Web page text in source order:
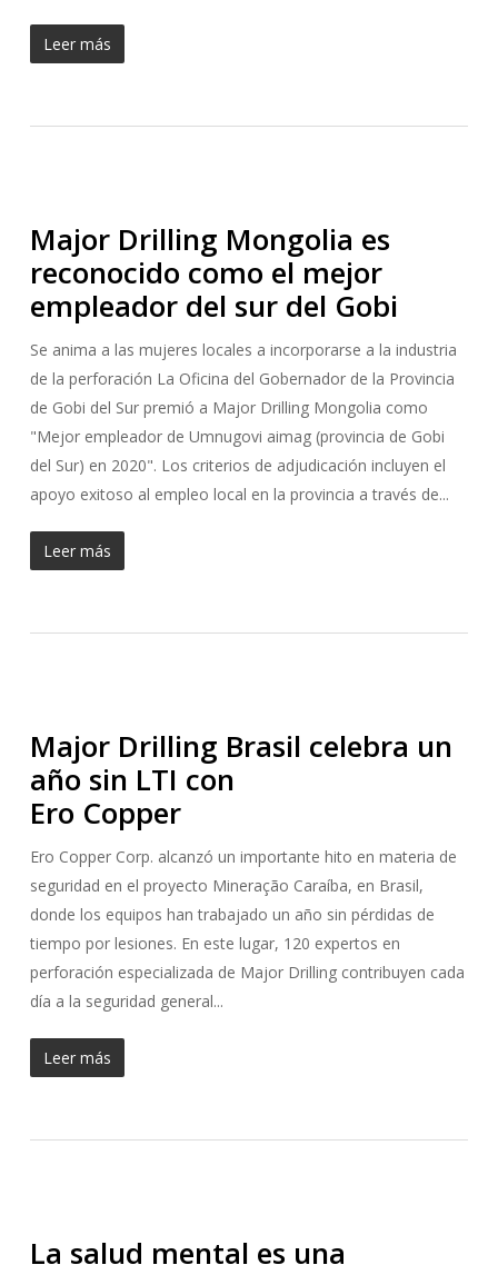
Leer más
Major Drilling Mongolia es
reconocido como el mejor
empleador del sur del Gobi
Se anima a las mujeres locales a incorporarse a la industria
de la perforación La Oficina del Gobernador de la Provincia
de Gobi del Sur premió a Major Drilling Mongolia como
"Mejor empleador de Umnugovi aimag (provincia de Gobi
del Sur) en 2020". Los criterios de adjudicación incluyen el
apoyo exitoso al empleo local en la provincia a través de...
Leer más
Major Drilling Brasil celebra un
año sin LTI con
Ero Copper
Ero Copper Corp. alcanzó un importante hito en materia de
seguridad en el proyecto Mineração Caraíba, en Brasil,
donde los equipos han trabajado un año sin pérdidas de
tiempo por lesiones. En este lugar, 120 expertos en
perforación especializada de Major Drilling contribuyen cada
día a la seguridad general...
Leer más
La salud mental es una